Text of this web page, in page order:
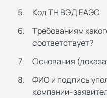
Код ТН ВЭД ЕАЭС.
Требованиям
соответствует?
Основания
ФИО и подпись
компании-